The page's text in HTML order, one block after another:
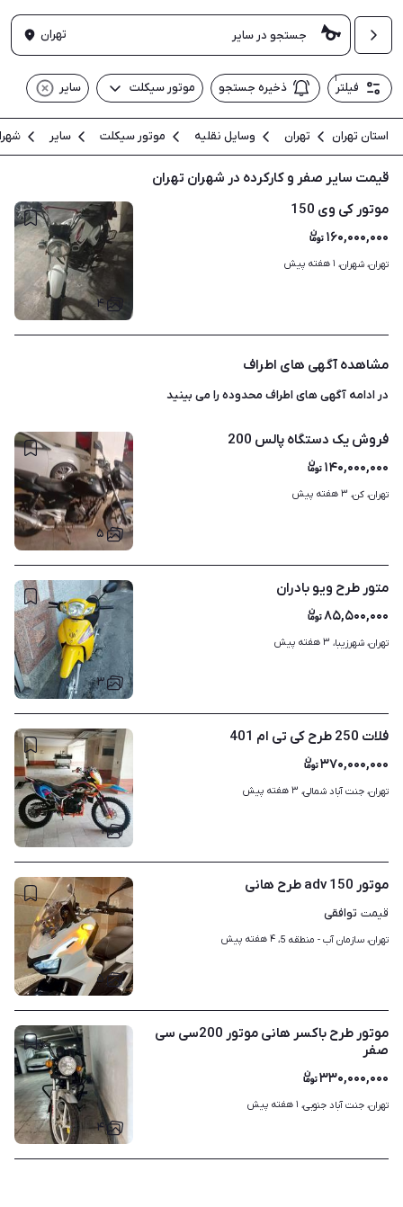
تهران
۱
فیلتر ذخیره جستجو موتور سیکلت سایر
استان تهران تهران وسایل نقلیه موتور سیکلت سایر
قیمت سایر صفر و کارکرده در شهران تهران
۴
موتور کی وی 150
۱۶۰,۰۰۰,۰۰۰
تهران، شهران، ۱ هفته پیش
مشاهده آگهی های اطراف
در ادامه آگهی هایاطراف محدودهرا می بینید
۵
فروش یک دستگاه پالس 200
۱۴۰,۰۰۰,۰۰۰
تهران، کن، ۳ هفته پیش
۳
متور طرح ویو بادران
۸۵,۵۰۰,۰۰۰
تهران، شهرزیبا، ۳ هفته پیش
۱
فلات 250 طرح کی تی ام 401
۳۷۰,۰۰۰,۰۰۰
تهران، جنت آباد شمالی، ۳ هفته پیش
۵
موتور adv 150 طرح هانی
قیمت توافقی
تهران، سازمان آب - منطقه 5، ۴ هفته پیش
۴
موتور طرح باکسر هانی موتور 200سی سی
صفر
۳۳۰,۰۰۰,۰۰۰
تهران، جنت آباد جنوبی، ۱ هفته پیش